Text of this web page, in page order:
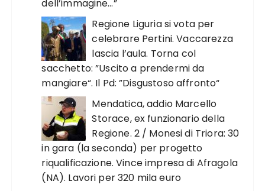
dell’immagine…”
Regione Liguria si vota per
celebrare Pertini. Vaccarezza
lascia l’aula. Torna col
sacchetto: ”Uscito a prendermi da
mangiare“. Il Pd: ”Disgustoso affronto“
Mendatica, addio Marcello
Storace, ex funzionario della
Regione. 2 / Monesi di Triora: 30
in gara (la seconda) per progetto
riqualificazione. Vince impresa di Afragola
(NA). Lavori per 320 mila euro